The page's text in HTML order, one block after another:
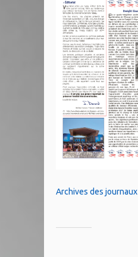
Archives des journaux